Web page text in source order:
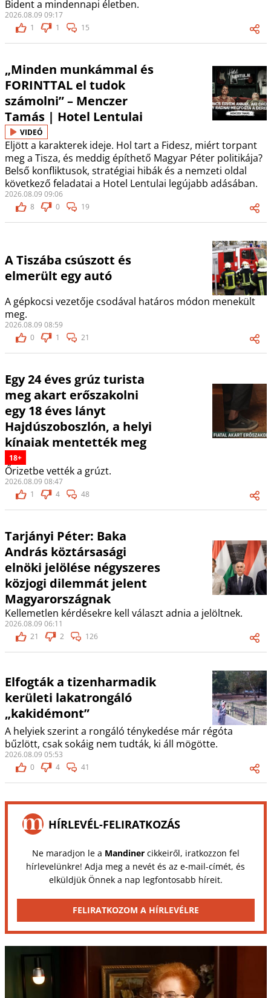
Bident a mindennapi életben.
2026.08.09 09:17
1
1 15
„Minden munkámmal és
FORINTTAL el tudok
számolni” – Menczer
Tamás | Hotel Lentulai
VIDEÓ
Eljött a karakterek ideje. Hol tart a Fidesz, miért torpant
meg a Tisza, és meddig építhető Magyar Péter politikája?
Belső konfliktusok, stratégiai hibák és a nemzeti oldal
következő feladatai a Hotel Lentulai legújabb adásában.
2026.08.09 09:06
8
0 19
A Tiszába csúszott és
elmerült egy autó
A gépkocsi vezetője csodával határos módon menekült
meg.
2026.08.09 08:59
0
1 21
Egy 24 éves grúz turista
meg akart erőszakolni
egy 18 éves lányt
Hajdúszoboszlón, a helyi
kínaiak mentették meg
18+
Őrizetbe vették a grúzt.
2026.08.09 08:47
1
4 48
Tarjányi Péter: Baka
András köztársasági
elnöki jelölése négyszeres
közjogi dilemmát jelent
Magyarországnak
Kellemetlen kérdésekre kell választ adnia a jelöltnek.
2026.08.09 06:11
21
2 126
Elfogták a tizenharmadik
kerületi lakatrongáló
„kakidémont”
A helyiek szerint a rongáló ténykedése már régóta
bűzlött, csak sokáig nem tudták, ki áll mögötte.
2026.08.09 05:53
0
4 41
HÍRLEVÉL-FELIRATKOZÁS
Ne maradjon le a Mandinercikkeiről, iratkozzon fel
hírlevelünkre! Adja meg a nevét és az e-mail-címét, és
elküldjük Önnek a nap legfontosabb híreit.
FELIRATKOZOM A HÍRLEVÉLRE